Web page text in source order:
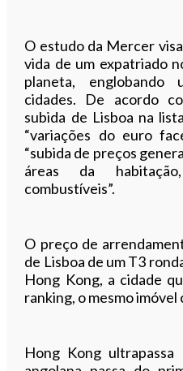
O estudo da Mercer
vida de um expatriado
planeta,
cidades. De acordo
subida de Lisboa na
“variações do euro
“subida de preços
áreas da
combustíveis”.
O preço de
de Lisboa de um T3
Hong Kong, a cidade
ranking, o mesmo
Hong Kong ultrapassa